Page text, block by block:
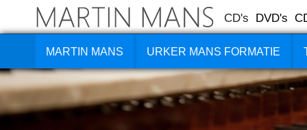
CD's DVD's
MARTIN MANS URKER MANS FORMATIE